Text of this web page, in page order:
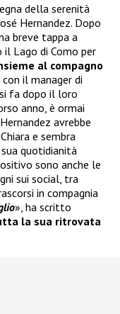
della serenità
Hernandez. Dopo
breve tappa a
il Lago di Como per
al compagno
il manager di
fa dopo il loro
anno, è ormai
avrebbe
e sembra
quotidianità
sono anche le
sui social, tra
in compagnia
», ha scritto
la sua ritrovata